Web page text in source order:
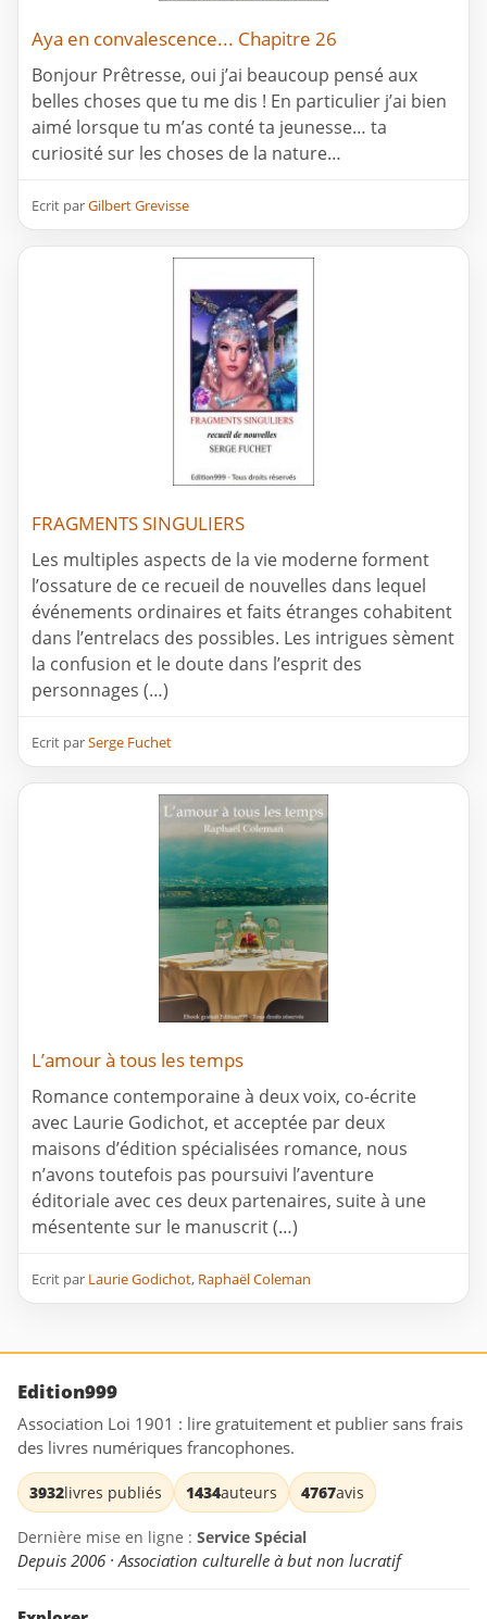
Aya en convalescence... Chapitre 26
Bonjour Prêtresse, oui j’ai beaucoup pensé aux
belles choses que tu me dis ! En particulier j’ai bien
aimé lorsque tu m’as conté ta jeunesse… ta
curiosité sur les choses de la nature…
Ecrit parGilbert Grevisse
FRAGMENTS SINGULIERS
Les multiples aspects de la vie moderne forment
l’ossature de ce recueil de nouvelles dans lequel
événements ordinaires et faits étranges cohabitent
dans l’entrelacs des possibles. Les intrigues sèment
la confusion et le doute dans l’esprit des
personnages (…)
Ecrit parSerge Fuchet
L’amour à tous les temps
Romance contemporaine à deux voix, co-écrite
avec Laurie Godichot, et acceptée par deux
maisons d’édition spécialisées romance, nous
n’avons toutefois pas poursuivi l’aventure
éditoriale avec ces deux partenaires, suite à une
mésentente sur le manuscrit (…)
Ecrit par Laurie Godichot, Raphaël Coleman
Edition999
Association Loi 1901 : lire gratuitement et publier sans frais
des livres numériques francophones.
3932livres publiés 1434auteurs 4767avis
Dernière mise en ligne : Service Spécial
Depuis 2006 · Association culturelle à but non lucratif